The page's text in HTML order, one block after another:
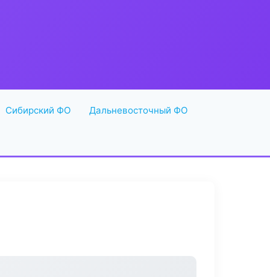
Сибирский ФО Дальневосточный ФО